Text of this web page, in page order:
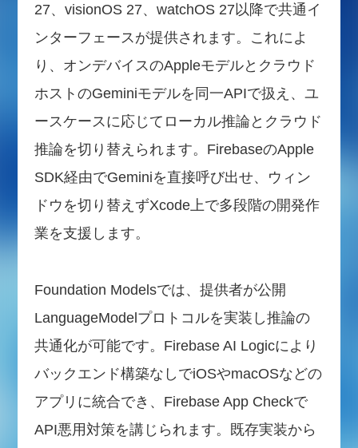
27、visionOS 27、watchOS 27以降で共通イ
ンターフェースが提供されます。これによ
り、オンデバイスのAppleモデルとクラウド
ホストのGeminiモデルを同一APIで扱え、ユ
ースケースに応じてローカル推論とクラウド
推論を切り替えられます。FirebaseのApple
SDK経由でGeminiを直接呼び出せ、ウィン
ドウを切り替えずXcode上で多段階の開発作
業を支援します。
Foundation Modelsでは、提供者が公開
LanguageModelプロトコルを実装し推論の
共通化が可能です。Firebase AI Logicにより
バックエンド構築なしでiOSやmacOSなどの
アプリに統合でき、Firebase App Checkで
API悪用対策を講じられます。既存実装から